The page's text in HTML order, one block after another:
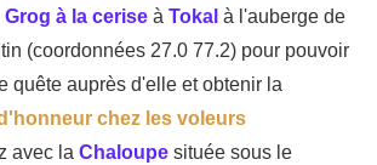
Grog à la cerise à Tokal à l'auberge de
(coordonnées 27.0 77.2) pour pouvoir
quête auprès d'elle et obtenir la
chez les voleurs
avec la Chaloupe située sous le